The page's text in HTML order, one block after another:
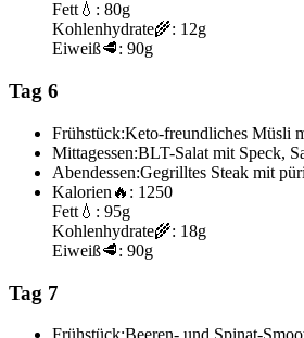
Fett 💧: 80g
Kohlenhydrate🌾: 12g
Eiweiß🥩: 90g
Tag 6
Frühstück:Keto-freundliches Müsli
Mittagessen:BLT-Salat mit Speck,
Abendessen:Gegrilltes Steak mit
Kalorien 🔥: 1250
Fett 💧: 95g
Kohlenhydrate🌾: 18g
Eiweiß🥩: 90g
Tag 7